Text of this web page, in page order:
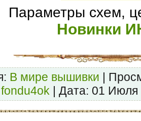
Параметры схем,
Новинки
В мире вышивки |
fondu4ok | Дата: 01 Июля